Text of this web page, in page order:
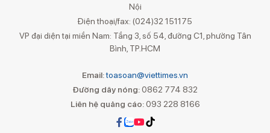
Nội
Điện thoại/fax: (024)32 151175
VP đại diện tại miền Nam: Tầng 3, số 54, đường C1, phường Tân
Bình, TP.HCM
Email:toasoan@viettimes.vn
Đường dây nóng: 0862 774 832
Liên hệ quảng cáo:093 228 8166